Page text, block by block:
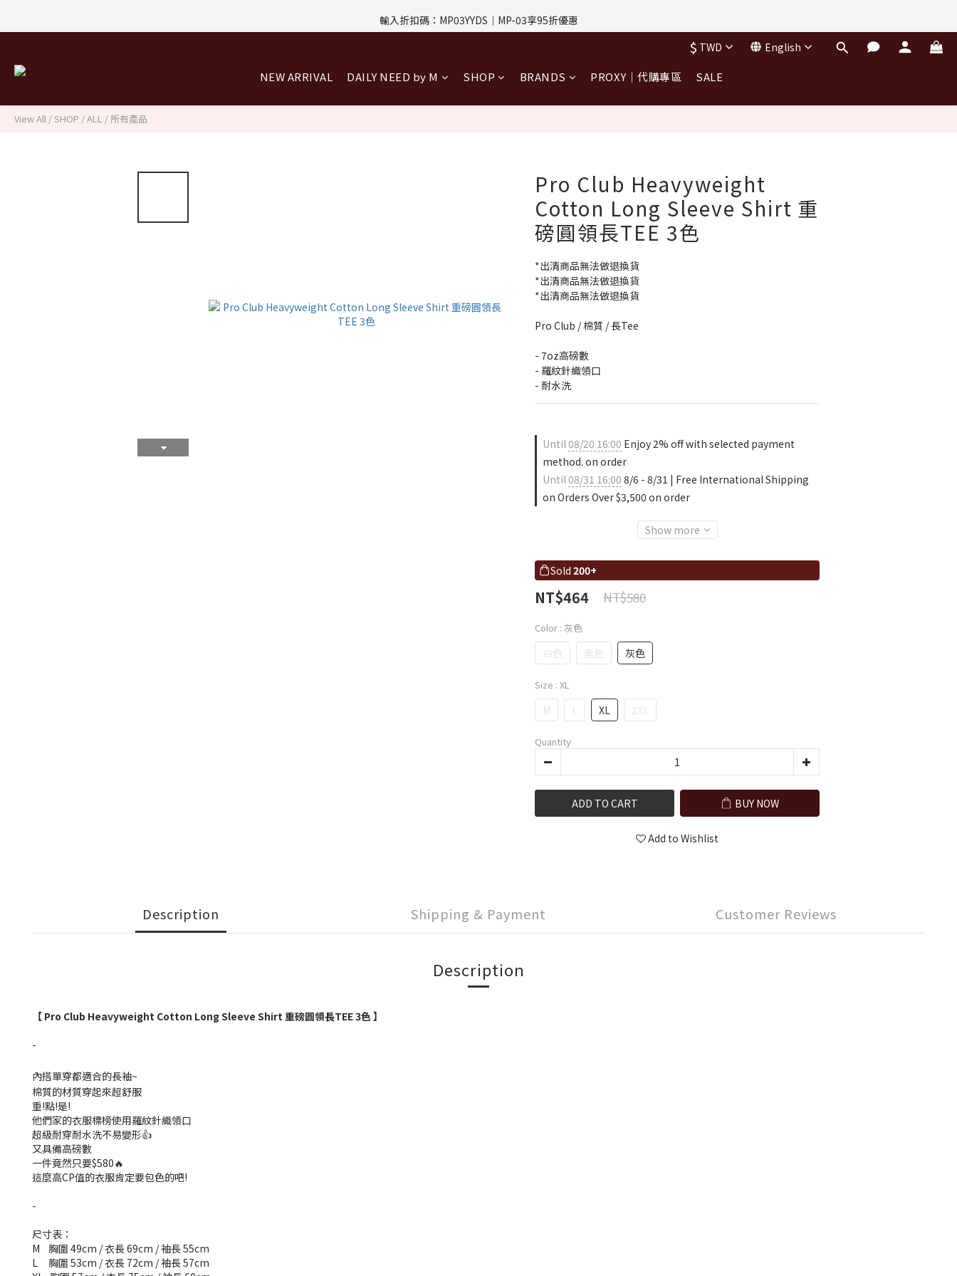
評價回饋｜訂單完成後7天內填寫5字以上評價，即可獲得$30購物金
輸入折扣碼：MP03YYDS｜MP-03享95折優惠
評價回饋｜訂單完成後7天內填寫5字以上評價，即可獲得$30購物金
$ TWD English
NEW ARRIVAL DAILY NEED by M SHOP BRANDS PROXY｜代購專區 SALE
View All /SHOP /ALL / 所有產品
Pro Club Heavyweight
Cotton Long Sleeve Shirt 重
磅圓領長TEE 3色
*出清商品無法做退換貨
*出清商品無法做退換貨
*出清商品無法做退換貨
Pro Club / 棉質 / 長Tee
- 7oz高磅數
- 羅紋針織領口
- 耐水洗
Until08/20 16:00 Enjoy 2% off with selected payment
method. on order
Until08/31 16:00 8/6 - 8/31 | Free International Shipping
on Orders Over $3,500 on order
Show more
Sold 200+
NT$464 NT$580
Color : 灰色
白色 黑色 灰色
Size : XL
M L XL 2XL
Quantity
ADD TO CART BUY NOW
Add to Wishlist
Description Shipping & Payment Customer Reviews
Description
【 Pro Club Heavyweight Cotton Long Sleeve Shirt 重磅圓領長TEE 3色】
-
內搭單穿都適合的長袖~
棉質的材質穿起來超舒服
重!點!是!
他們家的衣服標榜使用羅紋針織領口
超級耐穿耐水洗不易變形👍
又具備高磅數
一件竟然只要$580🔥
這麼高CP值的衣服肯定要包色的吧!
-
尺寸表：
M 胸圍 49cm / 衣長 69cm / 袖長 55cm
L 胸圍 53cm / 衣長 72cm / 袖長 57cm